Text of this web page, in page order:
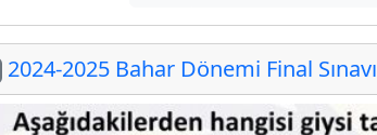
2024-2025 Bahar Dönemi Final Sınavı